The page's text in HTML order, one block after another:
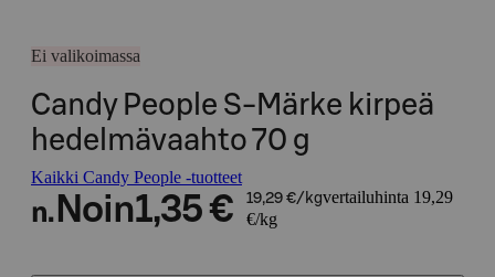
Ei valikoimassa
Candy People S-Märke kirpeä
hedelmävaahto 70 g
Kaikki Candy People -tuotteet
n. Noin1,35 € 19,29 €/kgvertailuhinta 19,29
€/kg